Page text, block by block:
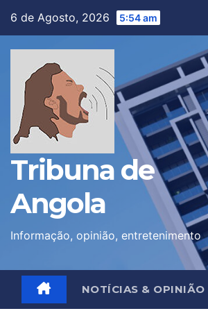
6 de Agosto, 2026 5:54 am
Tribuna de
Angola
Informação, opinião, entretenimento
NOTÍCIAS & OPINIÃO